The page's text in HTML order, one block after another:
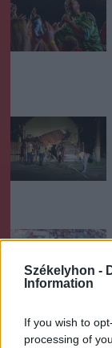
Székelyhon -
Information
If you wish to
processing of